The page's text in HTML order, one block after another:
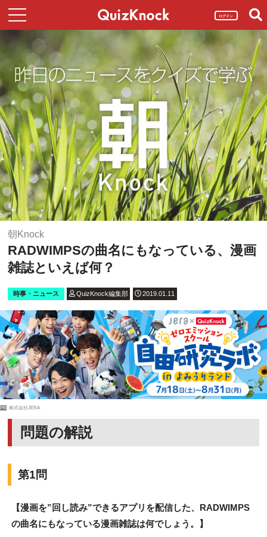
ログイン
朝Knock
RADWIMPSの曲名にもなっている、漫画
雑誌といえば何？
時事・ニュース QuizKnock編集部 2019.01.11
PR 株式会社JERA
問題の解説
第1問
【漫画を”回し読み”できるアプリを配信した、RADWIMPS
の曲名にもなっている漫画雑誌は何でしょう。】